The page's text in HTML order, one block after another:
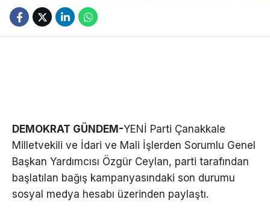
DEMOKRAT GÜNDEM-YENİ Parti Çanakkale
Milletvekili ve İdari ve Mali İşlerden Sorumlu Genel
Başkan Yardımcısı Özgür Ceylan, parti tarafından
başlatılan bağış kampanyasındaki son durumu
sosyal medya hesabı üzerinden paylaştı.